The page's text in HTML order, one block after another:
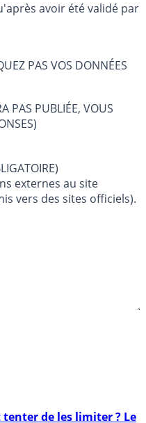
avoir été validé par
PAS VOS DONNÉES
PAS PUBLIÉE, VOUS
MESSAGE (OBLIGATOIRE)
externes au site
vers des sites officiels).